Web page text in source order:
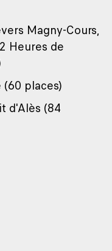
Magny-Cours,
Heures de
places)
d'Alès (84